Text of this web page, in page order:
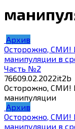
Архив
Осторожно, СМИ!
манипуляции в
Часть №2
76609.02.2022it2b
Осторожно, СМИ!
манипуляции
Архив
Осторожно, СМИ!
манипуляции в